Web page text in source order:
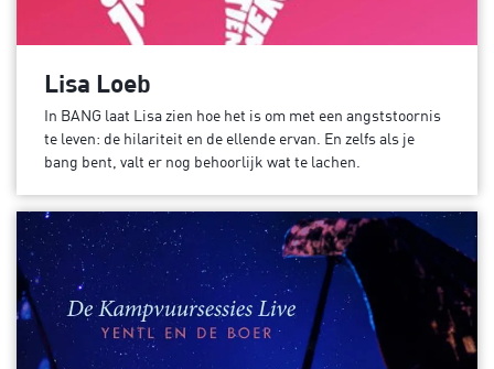
Lisa Loeb
In BANG laat Lisa zien hoe het is om met een angststoornis
te leven: de hilariteit en de ellende ervan. En zelfs als je
bang bent, valt er nog behoorlijk wat te lachen.